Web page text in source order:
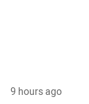
9 hours ago